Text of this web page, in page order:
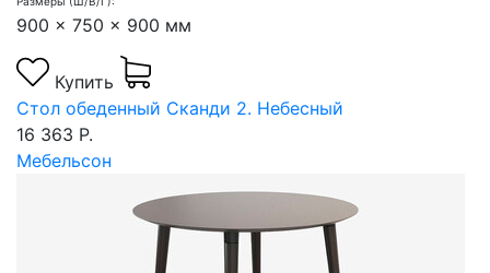
900 x 750 x 900 мм
Купить
Стол обеденный Сканди 2. Небесный
16 363 Р.
Мебельсон